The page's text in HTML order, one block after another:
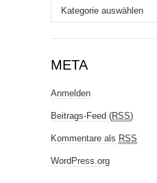
Stichworte
META
Anmelden
Beitrags-Feed (RSS)
Kommentare als RSS
WordPress.org